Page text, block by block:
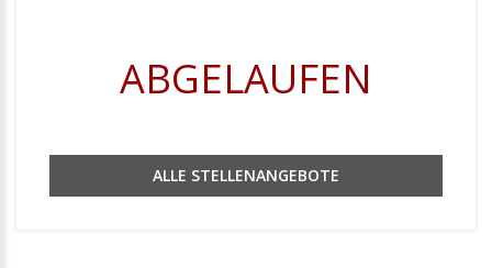
ABGELAUFEN
ALLE STELLENANGEBOTE